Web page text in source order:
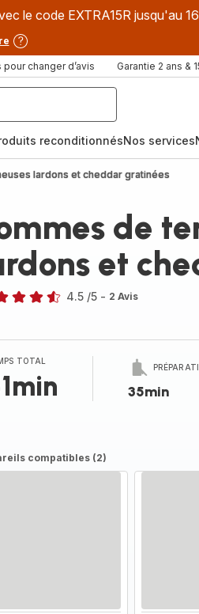
le code EXTRA15R jusqu'au
pour changer d’avis Garantie 2 ans &
reconditionnésNos services
lardons et cheddar gratinées
de
et
4.5 /5 - 2 Avis
TOTAL
35min
compatibles (2)